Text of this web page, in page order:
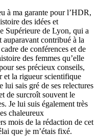
à ma garante pour l’HDR,
des idées et
Supérieure de Lyon, qui a
contribué à la
de conférences et de
des femmes qu’elle
ses précieux conseils,
et la rigueur scientifique
sais gré de ses relectures
de surcroît souvent le
Je lui suis également très
chaleureux
mois de la rédaction de cet
que je m’étais fixé.